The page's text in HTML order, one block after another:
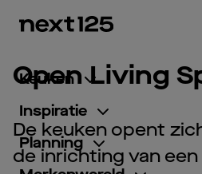
Keuken
Inspiratie
Planning
Open Living
De keuken opent
de inrichting van